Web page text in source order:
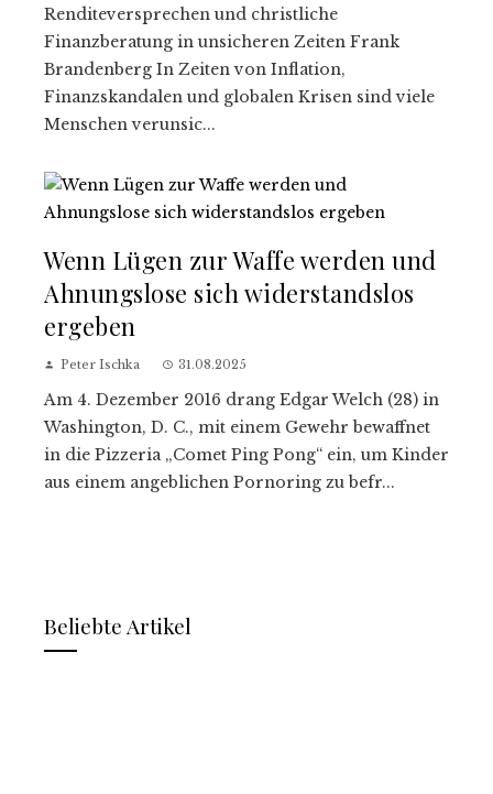
Renditeversprechen und christliche
Finanzberatung in unsicheren Zeiten Frank
Brandenberg In Zeiten von Inflation,
Finanzskandalen und globalen Krisen sind viele
Menschen verunsic...
Wenn Lügen zur Waffe werden und
Ahnungslose sich widerstandslos
ergeben
Peter Ischka 31.08.2025
Am 4. Dezember 2016 drang Edgar Welch (28) in
Washington, D. C., mit einem Gewehr bewaffnet
in die Pizzeria „Comet Ping Pong“ ein, um Kinder
aus einem angeblichen Pornoring zu befr...
Beliebte Artikel